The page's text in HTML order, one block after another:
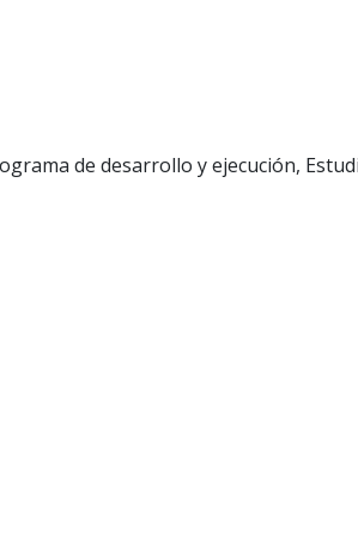
de desarrollo y ejecución,